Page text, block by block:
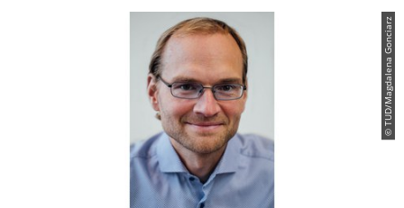
© TUD/Magdalena Gonciarz